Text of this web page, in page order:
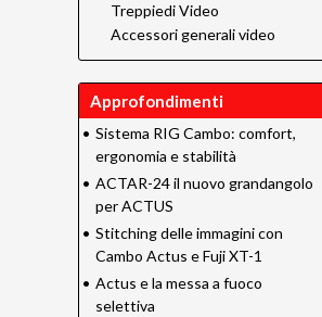
Treppiedi Video
Accessori generali video
Approfondimenti
• Sistema RIG Cambo: comfort,
ergonomia e stabilità
• ACTAR-24 il nuovo grandangolo
per ACTUS
• Stitching delle immagini con
Cambo Actus e Fuji XT-1
• Actus e la messa a fuoco
selettiva